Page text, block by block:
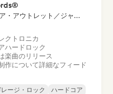
レーベル, メディア・アウトレット／ジャーナリスト, サウンドエキスパート
クトロニカ
ハードロック
楽曲のリリース
作について詳細なフィード
レージ・ロック
ハードコア